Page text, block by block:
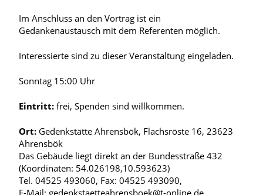
Im Anschluss an den Vortrag ist ein
Gedankenaustausch mit dem Referenten möglich.
Interessierte sind zu dieser Veranstaltung eingeladen.
Sonntag 15:00 Uhr
Eintritt: frei, Spenden sind willkommen.
Ort: Gedenkstätte Ahrensbök, Flachsröste 16, 23623
Ahrensbök
Das Gebäude liegt direkt an der Bundesstraße 432
(Koordinaten: 54.026198,10.593623)
Tel. 04525 493060, Fax: 04525 493090,